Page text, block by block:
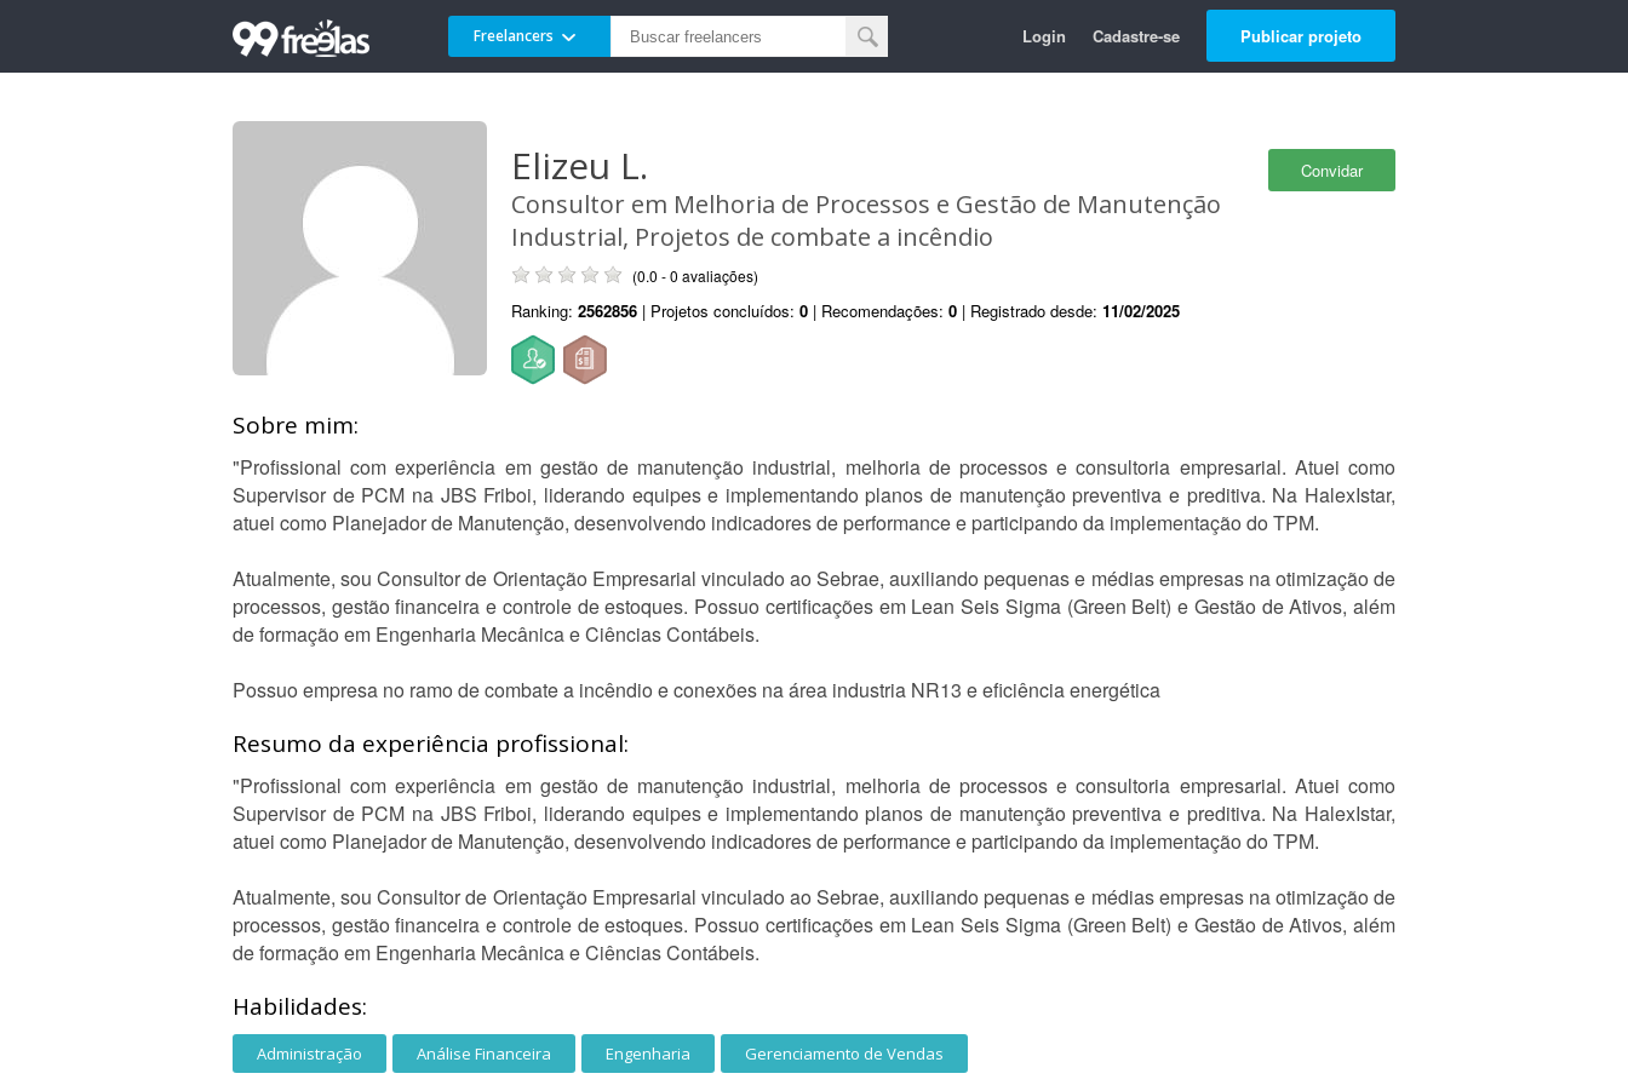
Freelancers Login Cadastre-se Publicar projeto
Convidar
Elizeu L.
Consultor em Melhoria de Processos e Gestão de Manutenção
Industrial, Projetos de combate a incêndio
(0.0 - 0 avaliações)
Ranking: 2562856 | Projetos concluídos: 0 | Recomendações: 0 | Registrado desde: 11/02/2025
Sobre mim:
"Profissional com experiência em gestão de manutenção industrial, melhoria de processos e consultoria empresarial. Atuei como
Supervisor de PCM na JBS Friboi, liderando equipes e implementando planos de manutenção preventiva e preditiva. Na HalexIstar,
atuei como Planejador de Manutenção, desenvolvendo indicadores de performance e participando da implementação do TPM.
Atualmente, sou Consultor de Orientação Empresarial vinculado ao Sebrae, auxiliando pequenas e médias empresas na otimização de
processos, gestão financeira e controle de estoques. Possuo certificações em Lean Seis Sigma (Green Belt) e Gestão de Ativos, além
de formação em Engenharia Mecânica e Ciências Contábeis.
Possuo empresa no ramo de combate a incêndio e conexões na área industria NR13 e eficiência energética
Resumo da experiência profissional:
"Profissional com experiência em gestão de manutenção industrial, melhoria de processos e consultoria empresarial. Atuei como
Supervisor de PCM na JBS Friboi, liderando equipes e implementando planos de manutenção preventiva e preditiva. Na HalexIstar,
atuei como Planejador de Manutenção, desenvolvendo indicadores de performance e participando da implementação do TPM.
Atualmente, sou Consultor de Orientação Empresarial vinculado ao Sebrae, auxiliando pequenas e médias empresas na otimização de
processos, gestão financeira e controle de estoques. Possuo certificações em Lean Seis Sigma (Green Belt) e Gestão de Ativos, além
de formação em Engenharia Mecânica e Ciências Contábeis.
Habilidades:
Administração Análise Financeira Engenharia Gerenciamento de Vendas